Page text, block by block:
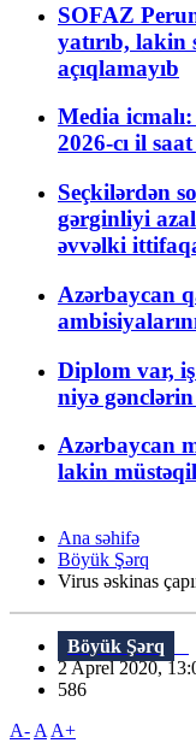
SOFAZ
yatırıb, lakin
açıqlamayıb
Media
2026-cı il
Seçkilərdən
gərginliyi
əvvəlki
Azərbaycan
Diplom var,
niyə
Azərbaycan
lakin
Ana səhifə
Böyük Şərq
Virus əskinas
Böyük Şərq
2 Aprel 2020,
586
A- A A+